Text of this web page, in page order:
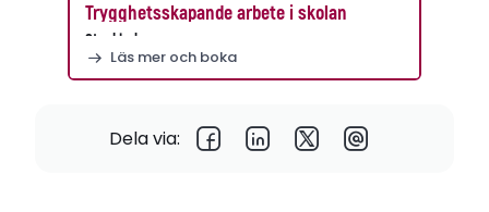
Trygghetsskapande arbete i skolan
Stockholm
Läs mer och boka
Dela via: